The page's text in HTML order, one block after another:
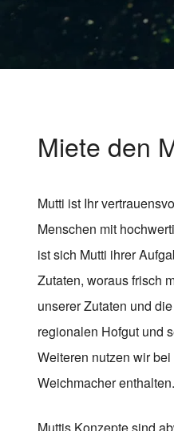
Miete den
Mutti ist Ihr
Menschen mit
ist sich Mutti ihrer
Zutaten, woraus frisch
unserer Zutaten und
regionalen Hofgut und
Weiteren nutzen wir
Weichmacher
Muttis Konzepte sind